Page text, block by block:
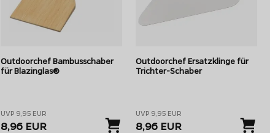
Outdoorchef Bambusschaber
für Blazinglas®
UVP 9,95 EUR
8,96 EUR
Outdoorchef Ersatzklinge für
Trichter-Schaber
UVP 9,95 EUR
8,96 EUR